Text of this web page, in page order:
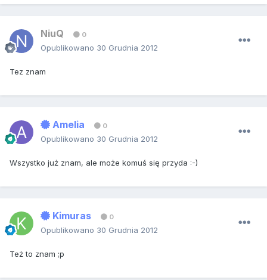
NiuQ 0
Opublikowano 30 Grudnia 2012
Tez znam
Amelia 0
Opublikowano 30 Grudnia 2012
Wszystko już znam, ale może komuś się przyda :-)
Kimuras 0
Opublikowano 30 Grudnia 2012
Też to znam ;p